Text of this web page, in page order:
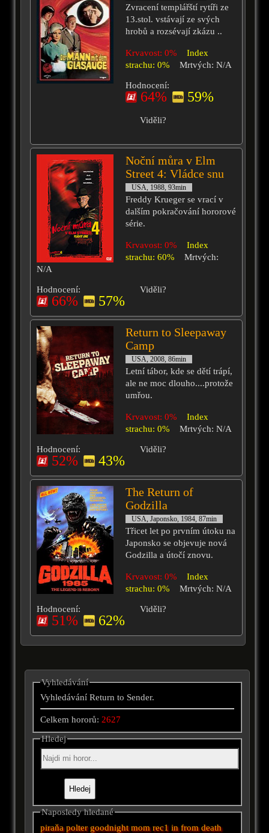
Zvracení templářští rytíři ze
13.stol. vstávají ze svých
hrobů a rozsévají zkázu ..
Krvavost: 0%
Index
strachu: 0%
Mrtvých: N/A
Hodnocení:
64% 59%
Viděli?
Noční můra v Elm
Street 4: Vládce snu
USA, 1988, 93min
Freddy Krueger se vrací v
dalším pokračování hororové
série.
Krvavost: 0%
Index
strachu: 60%
Mrtvých:
N/A
Hodnocení:
66% 57%
Viděli?
Return to Sleepaway
Camp
USA, 2008, 86min
Letní tábor, kde se dětí trápí,
ale ne moc dlouho....protože
umřou.
Krvavost: 0%
Index
strachu: 0%
Mrtvých: N/A
Hodnocení:
52% 43%
Viděli?
The Return of
Godzilla
USA, Japonsko, 1984, 87min
Třicet let po prvním útoku na
Japonsko se objevuje nová
Godzilla a útočí znovu.
Krvavost: 0%
Index
strachu: 0%
Mrtvých: N/A
Hodnocení:
51% 62%
Viděli?
Vyhledávání
Vyhledávání Return to Sender.
Celkem hororů:2627
Hledej
Naposledy hledané
piraňa polter goodnight mom rec1 in from death